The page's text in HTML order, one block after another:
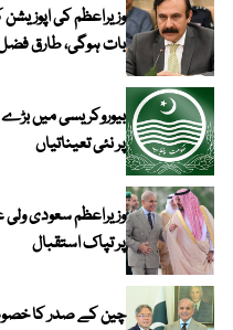
وزیراعظم کی
بات ہوگی، طارق
بیوروکریسی میں بڑے
پر نئی تعیناتیاں
وزیراعظم سعودی
پر تپاک استقبال
چین کے صدر کا